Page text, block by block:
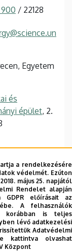
900 / 22128
Egyetem
és
épület, 2.
DE
rögzítése a
a rendelkezésére
védelmét. Ezúton
május 25. napjától
Rendelet alapján
előírásait az
A felhasználók
korábban is teljes
lévő adatkezelési
Adatvédelmi
kattintva olvashat
Központ